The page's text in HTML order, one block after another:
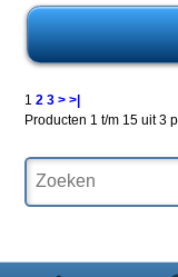
1 2 3 > >|
Producten 1 t/m 15 uit 3